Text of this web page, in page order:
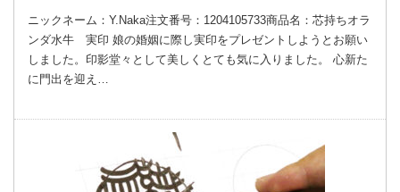
ニックネーム：Y.Naka注文番号：1204105733商品名：芯持ちオラ
ンダ水牛 実印 娘の婚姻に際し実印をプレゼントしようとお願い
しました。印影堂々として美しくとても気に入りました。 心新た
に門出を迎え…